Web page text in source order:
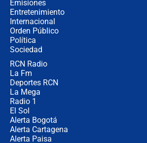
Emisiones
Entretenimiento
Internacional
Orden Público
Política
Sociedad
RCN Radio
La Fm
Deportes RCN
La Mega
Radio 1
El Sol
Alerta Bogotá
Alerta Cartagena
Alerta Paisa